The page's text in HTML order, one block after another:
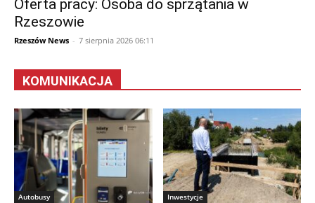
Oferta pracy: Osoba do sprzątania w
Rzeszowie
Rzeszów News - 7 sierpnia 2026 06:11
KOMUNIKACJA
Autobusy Inwestycje